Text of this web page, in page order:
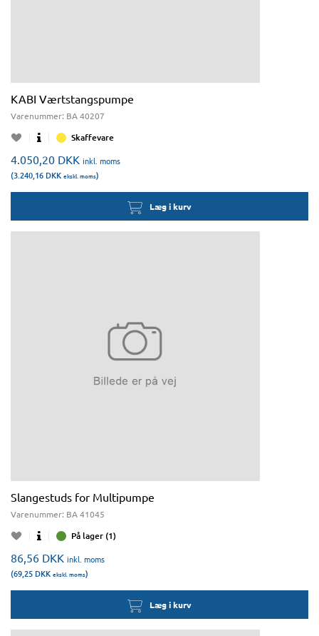
KABI Værtstangspumpe
Varenummer: BA 40207
Skaffevare
4.050,20 DKK inkl. moms
(3.240,16 DKK ekskl. moms)
Læg i kurv
Slangestuds for Multipumpe
Varenummer: BA 41045
På lager (1)
86,56 DKK inkl. moms
(69,25 DKK ekskl. moms)
Læg i kurv